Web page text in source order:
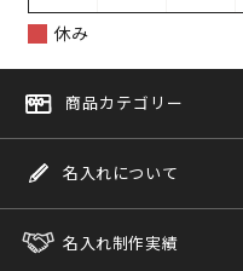
休み
商品カテゴリー
名入れについて
名入れ制作実績